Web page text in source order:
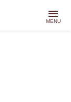
menu
MENU